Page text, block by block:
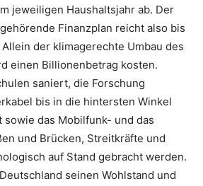
jeweiligen Haushaltsjahr ab. Der
Finanzplan reicht also bis
der klimagerechte Umbau des
einen Billionenbetrag kosten.
saniert, die Forschung
bis in die hintersten Winkel
das Mobilfunk- und das
und Brücken, Streitkräfte und
auf Stand gebracht werden.
seinen Wohlstand und